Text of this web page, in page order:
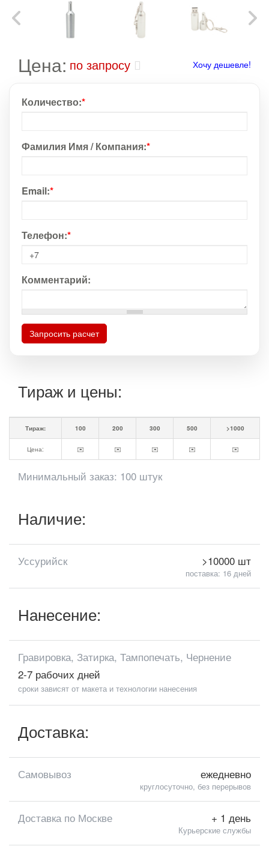
Цена: по запросу Хочу дешевле!
Количество:*
Фамилия Имя / Компания:*
Email:*
Телефон:*
Комментарий:
Запросить расчет
Тираж и цены:
Тираж: 100 200 300 500 >1000
Цена: ✉️ ✉️ ✉️ ✉️ ✉️
Минимальный заказ: 100 штук
Наличие:
Уссурийск >10000 шт
поставка: 16 дней
Нанесение:
Гравировка, Затирка, Тампопечать, Чернение
2-7 рабочих дней
сроки зависят от макета и технологии нанесения
Доставка:
Самовывоз ежедневно
круглосуточно, без перерывов
Доставка по Москве + 1 день
Курьерские службы